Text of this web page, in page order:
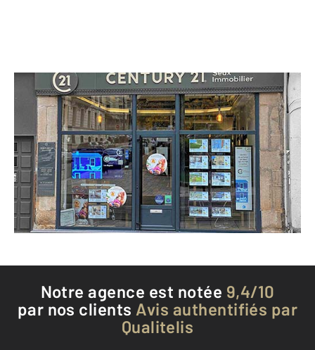
CENTURY 21 Seux Immobilier
37 rue Gambetta
ST ETIENNE - 42000
Envoyer un message
Téléphoner à l'agence
Notre agence est notée 9,4/10
par nos clients Avis authentifiés par
Qualitelis